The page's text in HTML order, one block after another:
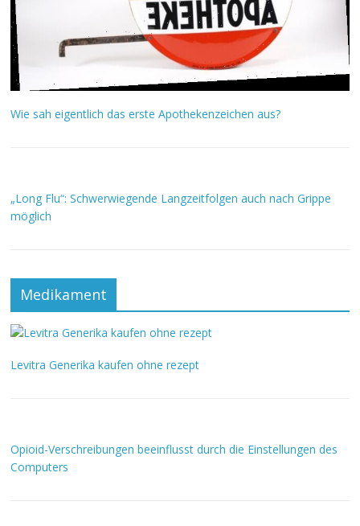
Wie sah eigentlich das erste Apothekenzeichen aus?
„Long Flu“: Schwerwiegende Langzeitfolgen auch nach Grippe
möglich
Medikament
Levitra Generika kaufen ohne rezept
Opioid-Verschreibungen beeinflusst durch die Einstellungen des
Computers